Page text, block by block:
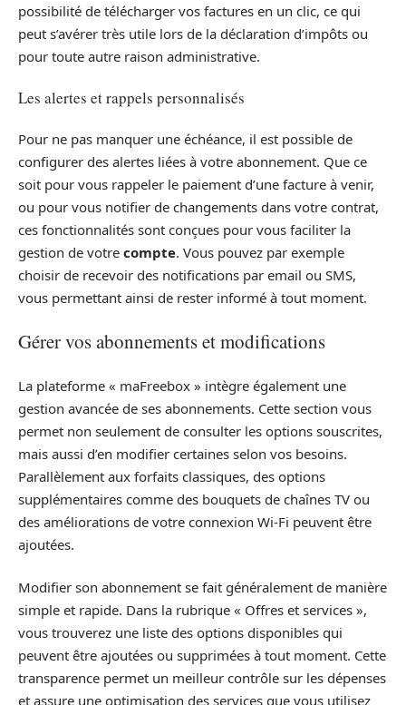
possibilité de télécharger vos factures en un clic, ce qui
peut s’avérer très utile lors de la déclaration d’impôts ou
pour toute autre raison administrative.
Les alertes et rappels personnalisés
Pour ne pas manquer une échéance, il est possible de
configurer des alertes liées à votre abonnement. Que ce
soit pour vous rappeler le paiement d’une facture à venir,
ou pour vous notifier de changements dans votre contrat,
ces fonctionnalités sont conçues pour vous faciliter la
gestion de votre compte. Vous pouvez par exemple
choisir de recevoir des notifications par email ou SMS,
vous permettant ainsi de rester informé à tout moment.
Gérer vos abonnements et modifications
La plateforme « maFreebox » intègre également une
gestion avancée de ses abonnements. Cette section vous
permet non seulement de consulter les options souscrites,
mais aussi d’en modifier certaines selon vos besoins.
Parallèlement aux forfaits classiques, des options
supplémentaires comme des bouquets de chaînes TV ou
des améliorations de votre connexion Wi-Fi peuvent être
ajoutées.
Modifier son abonnement se fait généralement de manière
simple et rapide. Dans la rubrique « Offres et services »,
vous trouverez une liste des options disponibles qui
peuvent être ajoutées ou supprimées à tout moment. Cette
transparence permet un meilleur contrôle sur les dépenses
et assure une optimisation des services que vous utilisez